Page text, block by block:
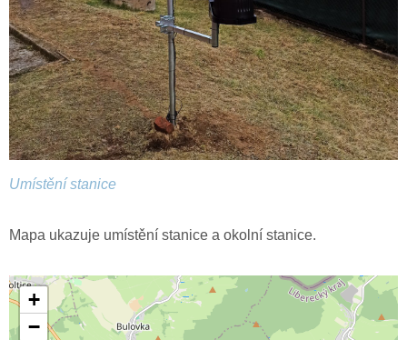
Umístění stanice
Mapa ukazuje umístění stanice a okolní stanice.
+
−